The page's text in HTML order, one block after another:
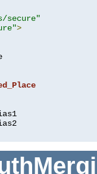
secure"
>